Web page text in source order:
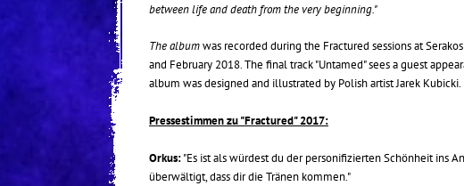
between life and death from the very beginning."
The albumwas recorded during the Fractured sessions at
and February 2018. The final track "Untamed" sees a guest
album was designed and illustrated by Polish artist Jarek Kubicki.
Pressestimmen zu "Fractured" 2017:
Orkus:"Es ist als würdest du der personifizierten Schönheit ins
überwältigt, dass dir die Tränen kommen."